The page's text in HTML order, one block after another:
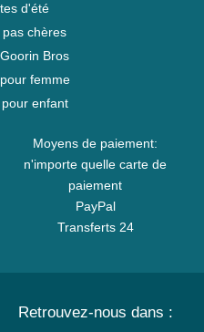
d'été
chères
Bros
femme
enfant
Moyens de paiement:
n'importe quelle carte de
paiement
PayPal
Transferts 24
Retrouvez-nous dans :